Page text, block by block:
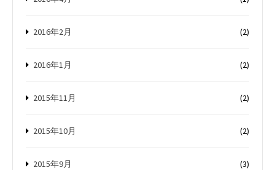
2016年2月 (2)
2016年1月 (2)
2015年11月 (2)
2015年10月 (2)
2015年9月 (3)